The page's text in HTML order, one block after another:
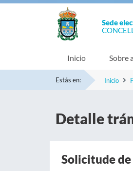
Sede
Inicio Sobre
Estás en: Inicio
Detalle
Solicitude